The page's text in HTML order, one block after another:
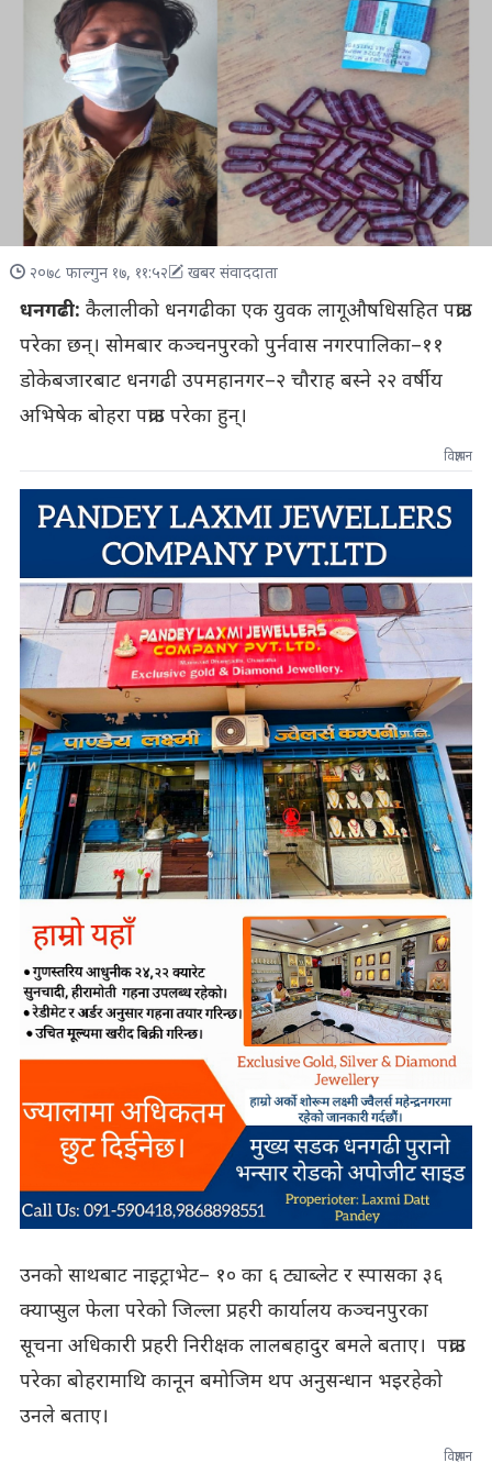
२०७८ फाल्गुन १७, ११:५२ खबर संवाददाता
धनगढी: कैलालीको धनगढीका एक युवक लागूऔषधिसहित पक्राउ
परेका छन्। सोमबार कञ्चनपुरको पुर्नवास नगरपालिका–११
डोकेबजारबाट धनगढी उपमहानगर–२ चौराह बस्ने २२ वर्षीय
अभिषेक बोहरा पक्राउ परेका हुन्।
विज्ञापन
उनको साथबाट नाइट्राभेट– १० का ६ ट्याब्लेट र स्पासका ३६
क्याप्सुल फेला परेको जिल्ला प्रहरी कार्यालय कञ्चनपुरका
सूचना अधिकारी प्रहरी निरीक्षक लालबहादुर बमले बताए। पक्राउ
परेका बोहरामाथि कानून बमोजिम थप अनुसन्धान भइरहेको
उनले बताए।
विज्ञापन